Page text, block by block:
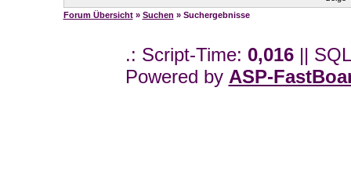
Forum Übersicht» Suchen » Suchergebnisse
.: Script-Time: 0,016||
Powered by ASP-